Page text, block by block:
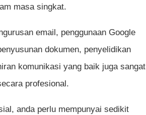
masa singkat.
email, penggunaan Google
dokumen, penyelidikan
komunikasi yang baik juga sangat
profesional.
anda perlu mempunyai sedikit